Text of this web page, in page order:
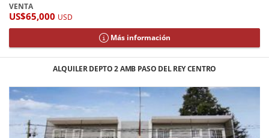
VENTA
US$65,000 USD
Más información
ALQUILER DEPTO 2 AMB PASO DEL REY CENTRO